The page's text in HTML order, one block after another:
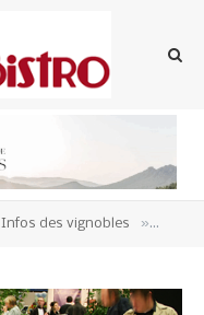
Infos des vignobles »